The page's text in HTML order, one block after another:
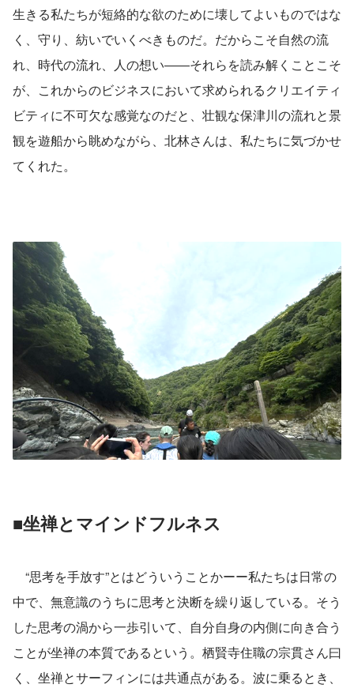
生きる私たちが短絡的な欲のために壊してよいものではな
く、守り、紡いでいくべきものだ。だからこそ自然の流
れ、時代の流れ、人の想い――それらを読み解くことこそ
が、これからのビジネスにおいて求められるクリエイティ
ビティに不可欠な感覚なのだと、壮観な保津川の流れと景
観を遊船から眺めながら、北林さんは、私たちに気づかせ
てくれた。
■坐禅とマインドフルネス
“思考を手放す”とはどういうことかーー私たちは日常の
中で、無意識のうちに思考と決断を繰り返している。そう
した思考の渦から一歩引いて、自分自身の内側に向き合う
ことが坐禅の本質であるという。栖賢寺住職の宗貫さん曰
く、坐禅とサーフィンには共通点がある。波に乗るとき、